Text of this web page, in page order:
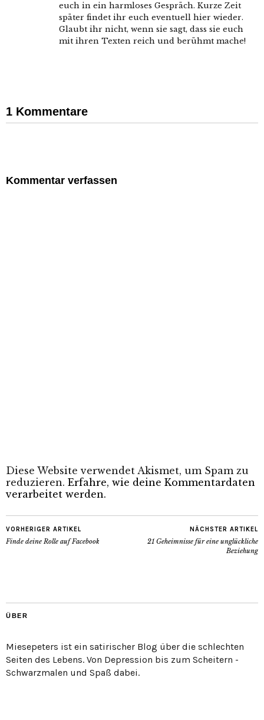
euch in ein harmloses Gespräch. Kurze Zeit
später findet ihr euch eventuell hier wieder.
Glaubt ihr nicht, wenn sie sagt, dass sie euch
mit ihren Texten reich und berühmt mache!
1 Kommentare
Kommentar verfassen
Diese Website verwendet Akismet, um Spam zu
reduzieren. Erfahre, wie deine Kommentardaten
verarbeitet werden.
VORHERIGER ARTIKEL
Finde deine Rolle auf Facebook
NÄCHSTER ARTIKEL
21 Geheimnisse für eine unglückliche
Beziehung
ÜBER
Miesepeters ist ein satirischer Blog über die schlechten
Seiten des Lebens. Von Depression bis zum Scheitern -
Schwarzmalen und Spaß dabei.